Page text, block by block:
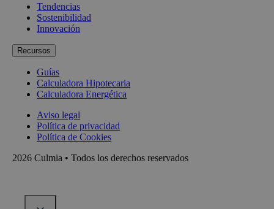
Tendencias
Sostenibilidad
Innovación
Recursos
Guías
Calculadora Hipotecaria
Calculadora Energética
Aviso legal
Política de privacidad
Política de Cookies
2026 Culmia • Todos los derechos reservados